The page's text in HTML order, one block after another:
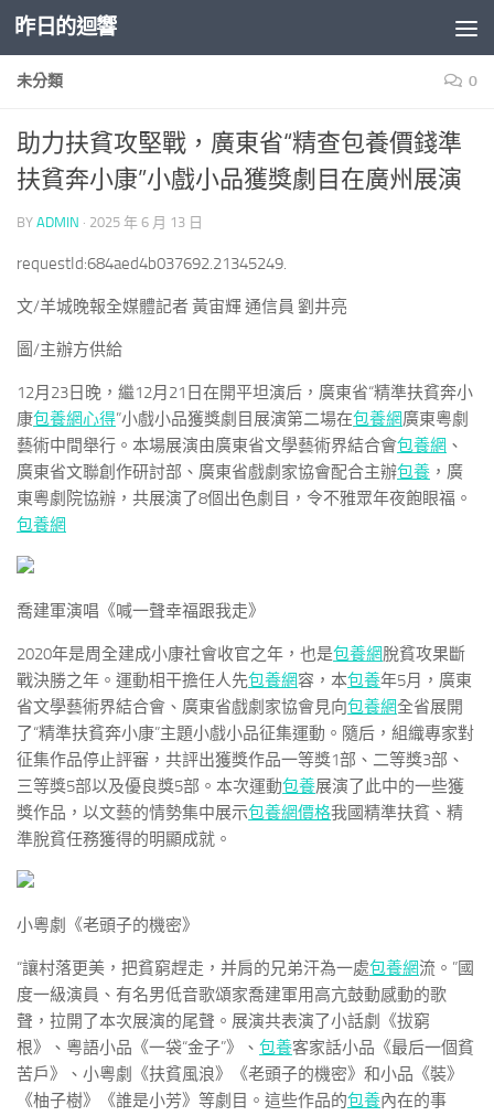
Skip to content
昨日的迴響
未分類 0
助力扶貧攻堅戰，廣東省“精查包養價錢準
扶貧奔小康”小戲小品獲獎劇目在廣州展演
BY ADMIN · 2025 年 6 月 13 日
requestId:684aed4b037692.21345249.
文/羊城晚報全媒體記者 黃宙輝 通信員 劉井亮
圖/主辦方供給
12月23日晚，繼12月21日在開平坦演后，廣東省“精準扶貧奔小
康包養網心得”小戲小品獲獎劇目展演第二場在包養網廣東粵劇
藝術中間舉行。本場展演由廣東省文學藝術界結合會包養網 、
廣東省文聯創作研討部、廣東省戲劇家協會配合主辦包養 ，廣
東粵劇院協辦，共展演了8個出色劇目，令不雅眾年夜飽眼福。
包養網
喬建軍演唱《喊一聲幸福跟我走》
2020年是周全建成小康社會收官之年，也是包養網脫貧攻果斷
戰決勝之年。運動相干擔任人先包養網容，本包養年5月，廣東
省文學藝術界結合會、廣東省戲劇家協會見向包養網全省展開
了“精準扶貧奔小康”主題小戲小品征集運動。隨后，組織專家對
征集作品停止評審，共評出獲獎作品一等獎1部、二等獎3部、
三等獎5部以及優良獎5部。本次運動包養展演了此中的一些獲
獎作品，以文藝的情勢集中展示包養網價格我國精準扶貧、精
準脫貧任務獲得的明顯成就。
小粵劇《老頭子的機密》
“讓村落更美，把貧窮趕走，并肩的兄弟汗為一處包養網流。”國
度一級演員、有名男低音歌頌家喬建軍用高亢鼓動感動的歌
聲，拉開了本次展演的尾聲。展演共表演了小話劇《拔窮
根》、粵語小品《一袋“金子”》、 包養客家話小品《最后一個貧
苦戶》、小粵劇《扶貧風浪》《老頭子的機密》和小品《裝》
《柚子樹》《誰是小芳》等劇目。這些作品的包養內在的事